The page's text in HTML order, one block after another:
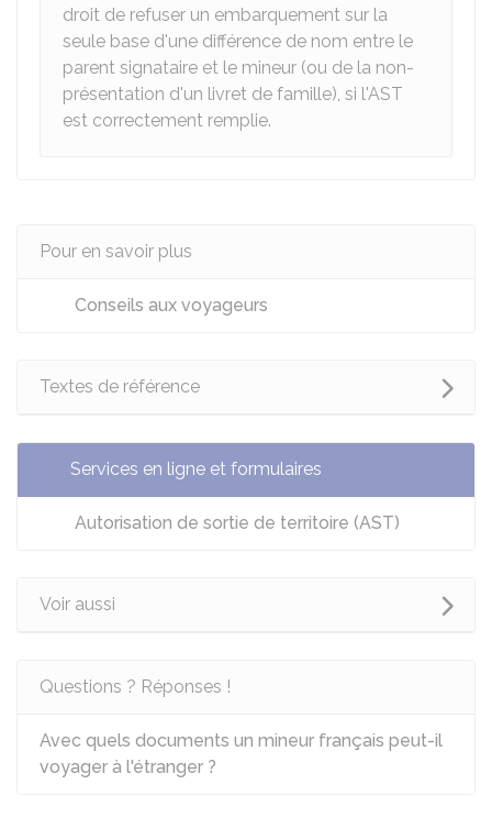
droit de refuser un embarquement sur la
seule base d'une différence de nom entre le
parent signataire et le mineur (ou de la non-
présentation d'un livret de famille), si l'AST
est correctement remplie.
Pour en savoir plus
Conseils aux voyageurs
Textes de référence
Services en ligne et formulaires
Autorisation de sortie de territoire (AST)
Voir aussi
Questions ? Réponses !
Avec quels documents un mineur français peut-il
voyager à l'étranger ?